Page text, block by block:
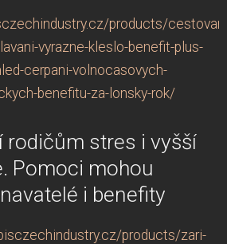
products/
vyrazne-kleslo-benefit-plus-
cerpani-volnocasovych-
benefitu-za-lonsky-rok/
rodičům stres i vyšší
Pomoci mohou
i benefity
products/zari-